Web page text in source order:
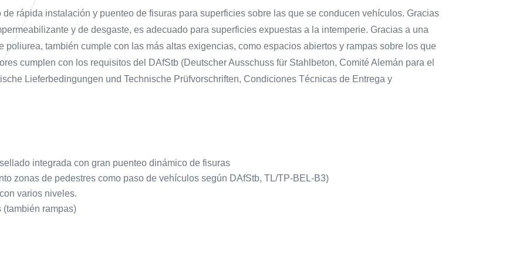
rápida instalación y puenteo de fisuras para superficies sobre las que se conducen vehículos. Gracias
y de desgaste, es adecuado para superficies expuestas a la intemperie. Gracias a una
poliurea, también cumple con las más altas exigencias, como espacios abiertos y rampas sobre los que
cumplen con los requisitos del DAfStb (Deutscher Ausschuss für Stahlbeton, Comité Alemán para el
Lieferbedingungen und Technische Prüfvorschriften, Condiciones Técnicas de Entrega y
integrada con gran puenteo dinámico de fisuras
zonas de pedestres como paso de vehículos según DAfStb, TL/TP-BEL-B3)
varios niveles.
rampas)